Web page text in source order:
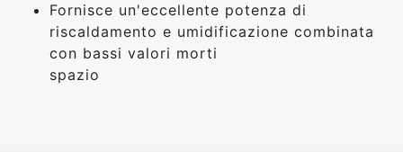
Fornisce un'eccellente potenza di
riscaldamento e umidificazione combinata
con bassi valori morti
spazio